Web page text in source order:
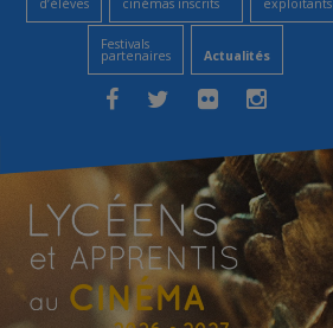
d’élèves cinémas inscrits exploitants
Festivals
partenaires Actualités